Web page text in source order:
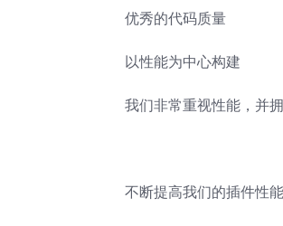
优秀的代码质量
以性能为中心构建
我们非常重视性能，并
不断提高我们的插件性